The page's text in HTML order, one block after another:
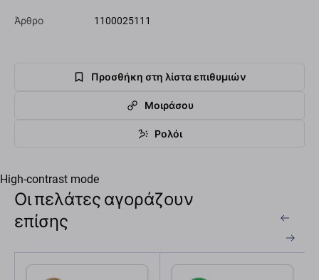
Άρθρο 1100025111
Προσθήκη στη λίστα επιθυμιών
Μοιράσου
Ρολόι
High-contrast mode
Οι πελάτες αγοράζουν
επίσης